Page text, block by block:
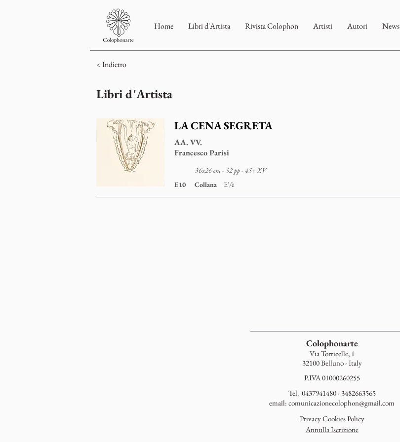
Home Libri d'Artista Rivista Colophon Artisti Autori News
< Indietro
Libri d'Artista
LA CENA SEGRETA
AA. VV.
Francesco Parisi
36x26 cm - 52 pp - 45+ XV
E10
Collana E'/è
Colophonarte
Via Torricelle, 1
32100 Belluno - Italy
P.IVA 01000260255
Tel. 0437941480 - 3482663565
email: comunicazionecolophon@gmail.com
Privacy Cookies Policy
Annulla Iscrizione